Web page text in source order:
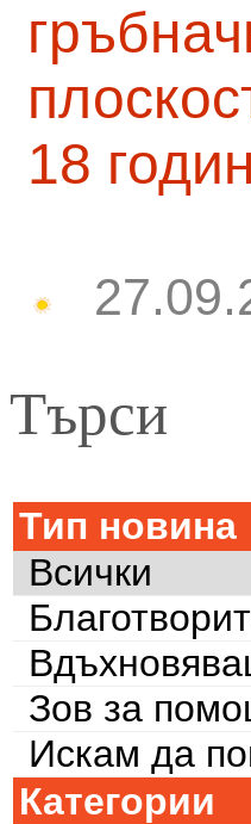
18
Търси
Тип новина
Всички
Зов за
Искам да
Категории